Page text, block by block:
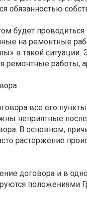
обязанностью
будет
на ремонтные
в такой ситуации.
ремонтные работы,
все его
неприятные
В основном,
расторжение
договора и в
положениями